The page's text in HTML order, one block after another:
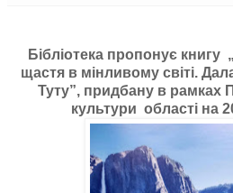
Бібліотека пропонує книгу
щастя в мінливому світі.
Туту”, придбану в рамках
культури області на